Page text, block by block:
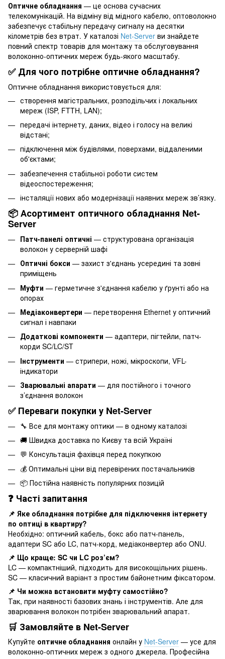
Оптичне обладнання — це основа сучасних
телекомунікацій. На відміну від мідного кабелю, оптоволокно
забезпечує стабільну передачу сигналу на десятки
кілометрів без втрат. У каталозі Net-Server ви знайдете
повний спектр товарів для монтажу та обслуговування
волоконно-оптичних мереж будь-якого масштабу.
✅ Для чого потрібне оптичне обладнання?
Оптичне обладнання використовується для:
створення магістральних, розподільчих і локальних
мереж (ISP, FTTH, LAN);
передачі інтернету, даних, відео і голосу на великі
відстані;
підключення між будівлями, поверхами, віддаленими
об'єктами;
забезпечення стабільної роботи систем
відеоспостереження;
інсталяції нових або модернізації наявних мереж зв’язку.
📦 Асортимент оптичного обладнання Net-
Server
Патч-панелі оптичні — структурована організація
волокон у серверній шафі
Оптичні бокси — захист з'єднань усередині та зовні
приміщень
Муфти — герметичне з'єднання кабелю у ґрунті або на
опорах
Медіаконвертери — перетворення Ethernet у оптичний
сигнал і навпаки
Додаткові компоненти — адаптери, пігтейли, патч-
корди SC/LC/ST
Інструменти — стрипери, ножі, мікроскопи, VFL-
індикатори
Зварювальні апарати — для постійного і точного
з’єднання волокон
✅ Переваги покупки у Net-Server
🔧 Все для монтажу оптики — в одному каталозі
🚚 Швидка доставка по Києву та всій Україні
💬 Консультація фахівця перед покупкою
💰 Оптимальні ціни від перевірених постачальників
📦 Постійна наявність популярних позицій
❓ Часті запитання
📌 Яке обладнання потрібне для підключення інтернету
по оптиці в квартиру?
Необхідно: оптичний кабель, бокс або патч-панель,
адаптери SC або LC, патч-корд, медіаконвертер або ONU.
📌 Що краще: SC чи LC роз’єм?
LC — компактніший, підходить для високощільних рішень.
SC — класичний варіант з простим байонетним фіксатором.
📌 Чи можна встановити муфту самостійно?
Так, при наявності базових знань і інструментів. Але для
зварювання волокон потрібен зварювальний апарат.
🛒 Замовляйте в Net-Server
Купуйте оптичне обладнання онлайн у Net-Server — усе для
волоконно-оптичних мереж з одного джерела. Професійна